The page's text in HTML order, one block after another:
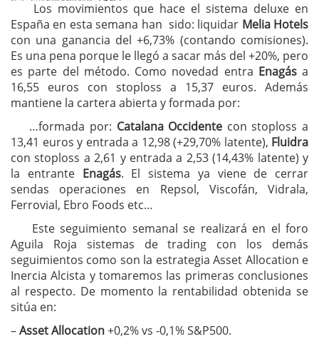
Los movimientos que hace el sistema deluxe en
España en esta semana han sido: liquidar Melia Hotels
con una ganancia del +6,73% (contando comisiones).
Es una pena porque le llegó a sacar más del +20%, pero
es parte del método. Como novedad entra Enagása
16,55 euros con stoploss a 15,37 euros. Además
mantiene la cartera abierta y formada por:
…formada por: Catalana Occidente con stoploss a
13,41 euros y entrada a 12,98 (+29,70% latente), Fluidra
con stoploss a 2,61 y entrada a 2,53 (14,43% latente) y
la entrante Enagás. El sistema ya viene de cerrar
sendas operaciones en Repsol, Viscofán, Vidrala,
Ferrovial, Ebro Foods etc…
Este seguimiento semanal se realizará en el foro
Aguila Roja sistemas de trading con los demás
seguimientos como son la estrategia Asset Allocation e
Inercia Alcista y tomaremos las primeras conclusiones
al respecto. De momento la rentabilidad obtenida se
sitúa en:
–Asset Allocation+0,2% vs -0,1% S&P500.